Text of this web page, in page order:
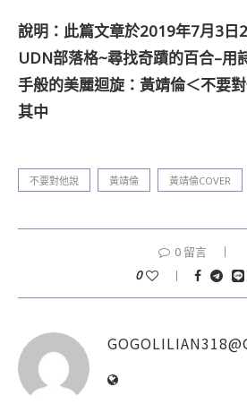
說明：此篇文章於2019年7月3日
UDN部落格~尋找奇蹟的百合–用
手般的美麗迴旋：黃靖倫＜不要
其中
不要對他說 黃靖倫 黃靖倫COVER
0 留言
0